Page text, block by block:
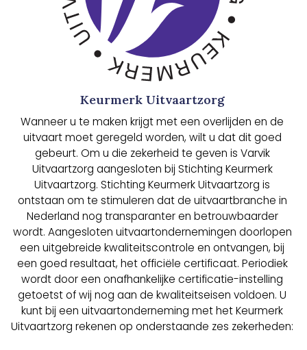
Keurmerk Uitvaartzorg
Wanneer u te maken krijgt met een overlijden en de
uitvaart moet geregeld worden, wilt u dat dit goed
gebeurt. Om u die zekerheid te geven is Varvik
Uitvaartzorg aangesloten bij Stichting Keurmerk
Uitvaartzorg. Stichting Keurmerk Uitvaartzorg is
ontstaan om te stimuleren dat de uitvaartbranche in
Nederland nog transparanter en betrouwbaarder
wordt. Aangesloten uitvaartondernemingen doorlopen
een uitgebreide kwaliteitscontrole en ontvangen, bij
een goed resultaat, het officiële certificaat. Periodiek
wordt door een onafhankelijke certificatie-instelling
getoetst of wij nog aan de kwaliteitseisen voldoen. U
kunt bij een uitvaartonderneming met het Keurmerk
Uitvaartzorg rekenen op onderstaande zes zekerheden: